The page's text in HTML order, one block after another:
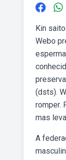
Kin
Webo
(dsts).
romper.
mas
A